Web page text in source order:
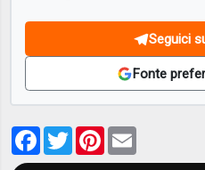
Seguici
Fonte
Facebook
TwitterPinterest